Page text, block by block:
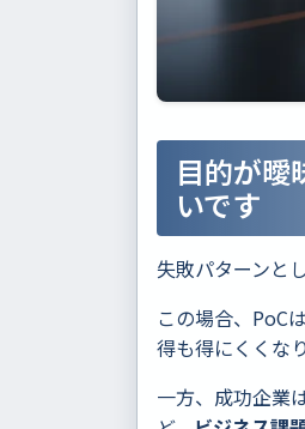
目的が曖
いです
失敗パターンと
この場合、PoC
得も得にくくな
一方、成功企業